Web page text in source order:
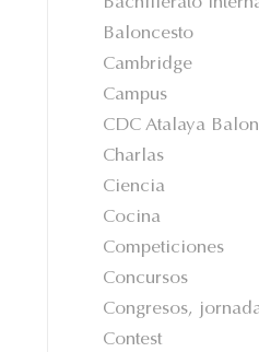
Bachillerato
Baloncesto
Cambridge
Campus
CDC Atalaya
Charlas
Ciencia
Cocina
Competiciones
Concursos
Congresos,
Contest